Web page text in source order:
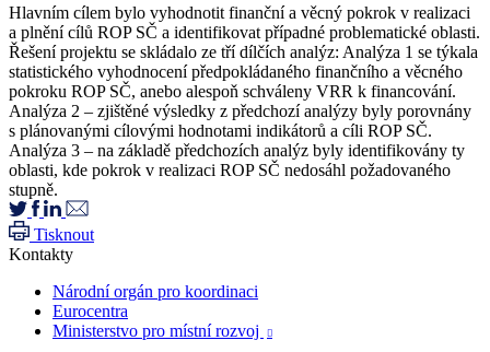
Hlavním cílem bylo vyhodnotit finanční a věcný pokrok v realizaci
a plnění cílů ROP SČ a identifikovat případné problematické oblasti.
Řešení projektu se skládalo ze tří dílčích analýz: Analýza 1 se týkala
statistického vyhodnocení předpokládaného finančního a věcného
pokroku ROP SČ, anebo alespoň schváleny VRR k financování.
Analýza 2 – zjištěné výsledky z předchozí analýzy byly porovnány
s plánovanými cílovými hodnotami indikátorů a cíli ROP SČ.
Analýza 3 – na základě předchozích analýz byly identifikovány ty
oblasti, kde pokrok v realizaci ROP SČ nedosáhl požadovaného
stupně.
Tisknout
Kontakty
Národní orgán pro koordinaci
Eurocentra
Ministerstvo pro místní rozvoj
